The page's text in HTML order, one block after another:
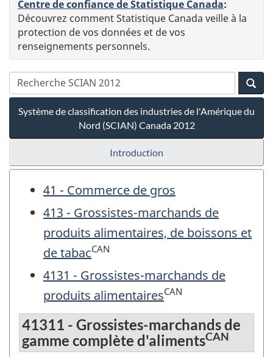
Centre de confiance de Statistique Canada:
Découvrez comment Statistique Canada veille à la
protection de vos données et de vos
renseignements personnels.
Système de classification des industries de l'Amérique du
Nord (SCIAN) Canada 2012
Introduction
41 - Commerce de gros
413 - Grossistes-marchands de
produits alimentaires, de boissons et
de tabacCAN
4131 - Grossistes-marchands de
produits alimentairesCAN
41311 - Grossistes-marchands de
gamme complète d'alimentsCAN